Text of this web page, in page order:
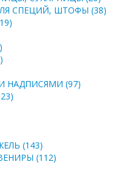
СПЕЦИЙ, ШТОФЫ (38)
НАДПИСЯМИ (97)
(143)
(112)